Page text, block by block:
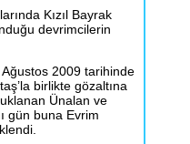
Kızıl Bayrak
devrimcilerin
Ağustos 2009 tarihinde
birlikte gözaltına
Ünalan ve
gün buna Evrim